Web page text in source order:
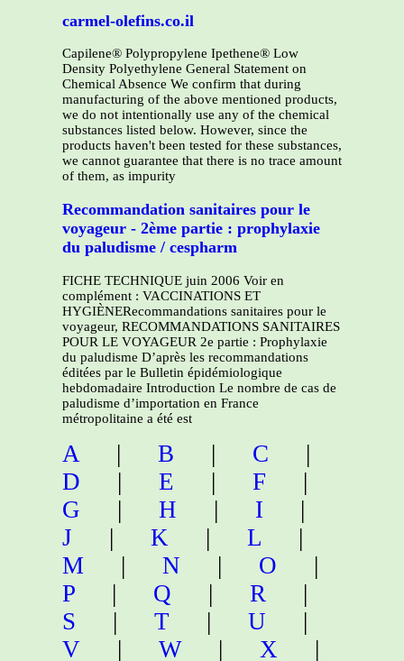
carmel-olefins.co.il
Capilene® Polypropylene Ipethene® Low
Density Polyethylene General Statement on
Chemical Absence We confirm that during
manufacturing of the above mentioned products,
we do not intentionally use any of the chemical
substances listed below. However, since the
products haven't been tested for these substances,
we cannot guarantee that there is no trace amount
of them, as impurity
Recommandation sanitaires pour le
voyageur - 2ème partie : prophylaxie
du paludisme / cespharm
FICHE TECHNIQUE juin 2006 Voir en
complément : VACCINATIONS ET
HYGIÈNERecommandations sanitaires pour le
voyageur, RECOMMANDATIONS SANITAIRES
POUR LE VOYAGEUR 2e partie : Prophylaxie
du paludisme D’après les recommandations
éditées par le Bulletin épidémiologique
hebdomadaire Introduction Le nombre de cas de
paludisme d’importation en France
métropolitaine a été est
A | B | C
|
D
| E | F
|
G
| H | I
|
J
| K | L
|
M
| N | O
|
P
| Q | R
|
S
| T | U
|
V
| W | X |